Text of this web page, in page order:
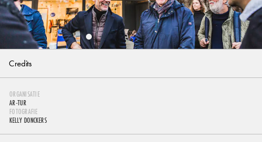
Credits
ORGANISATIE
AR-TUR
FOTOGRAFIE
KELLY DONCKERS